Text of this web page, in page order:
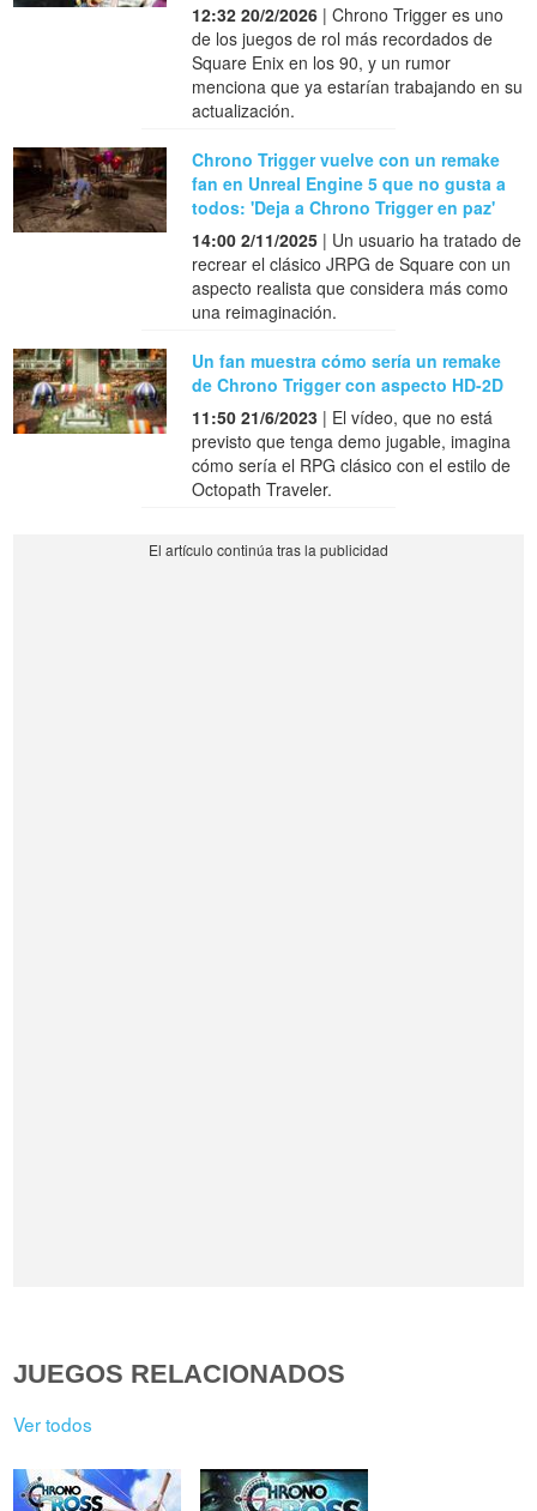
12:32 20/2/2026 | Chrono Trigger es uno
de los juegos de rol más recordados de
Square Enix en los 90, y un rumor
menciona que ya estarían trabajando en su
actualización.
Chrono Trigger vuelve con un remake
fan en Unreal Engine 5 que no gusta a
todos: 'Deja a Chrono Trigger en paz'
14:00 2/11/2025 | Un usuario ha tratado de
recrear el clásico JRPG de Square con un
aspecto realista que considera más como
una reimaginación.
Un fan muestra cómo sería un remake
de Chrono Trigger con aspecto HD-2D
11:50 21/6/2023 | El vídeo, que no está
previsto que tenga demo jugable, imagina
cómo sería el RPG clásico con el estilo de
Octopath Traveler.
JUEGOS RELACIONADOS
Ver todos